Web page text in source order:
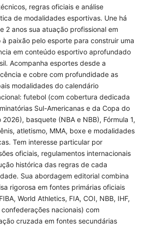
regras oficiais e análise
de modalidades esportivas. Une há
2 anos sua atuação profissional em
à paixão pelo esporte para construir uma
em conteúdo esportivo aprofundado
Acompanha esportes desde a
e cobre com profundidade as
modalidades do calendário
futebol (com cobertura dedicada
Sul-Americanas e da Copa do
2026), basquete (NBA e NBB), Fórmula 1,
atletismo, MMA, boxe e modalidades
Tem interesse particular por
oficiais, regulamentos internacionais
histórica das regras de cada
Sua abordagem editorial combina
rigorosa em fontes primárias oficiais
World Athletics, FIA, COI, NBB, IHF,
confederações nacionais) com
cruzada em fontes secundárias